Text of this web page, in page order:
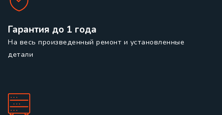
Гарантия до 1 года
На весь произведенный ремонт и установленные
детали